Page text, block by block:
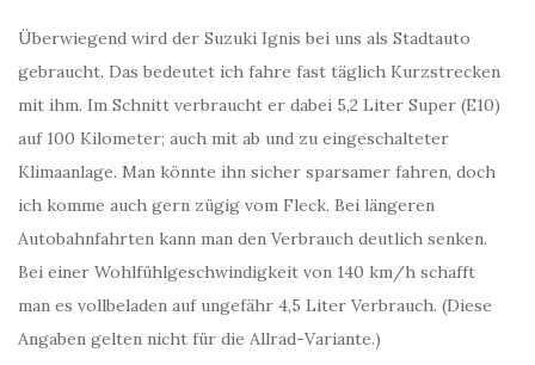
Überwiegend wird der Suzuki Ignis bei uns als Stadtauto
gebraucht. Das bedeutet ich fahre fast täglich Kurzstrecken
mit ihm. Im Schnitt verbraucht er dabei 5,2 Liter Super (E10)
auf 100 Kilometer; auch mit ab und zu eingeschalteter
Klimaanlage. Man könnte ihn sicher sparsamer fahren, doch
ich komme auch gern zügig vom Fleck. Bei längeren
Autobahnfahrten kann man den Verbrauch deutlich senken.
Bei einer Wohlfühlgeschwindigkeit von 140 km/h schafft
man es vollbeladen auf ungefähr 4,5 Liter Verbrauch. (Diese
Angaben gelten nicht für die Allrad-Variante.)